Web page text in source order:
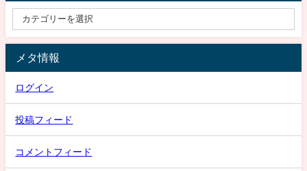
メタ情報
ログイン
投稿フィード
コメントフィード